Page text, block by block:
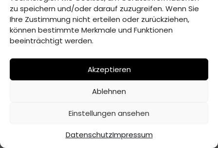
zu speichern und/oder darauf zuzugreifen. Wenn Sie
Ihre Zustimmung nicht erteilen oder zurückziehen,
können bestimmte Merkmale und Funktionen
beeinträchtigt werden.
Akzeptieren
Ablehnen
Einstellungen ansehen
DatenschutzImpressum
© Verwaltungsgemeinschaft Mitterfels | 2026 |
Datenschutz
Impressum Inhaltsverzeichnis